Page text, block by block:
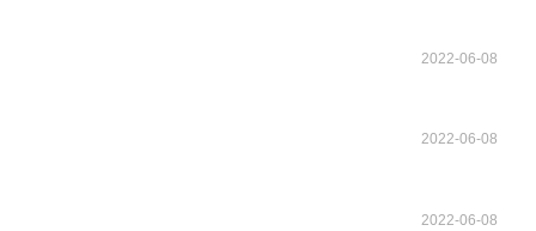
2022-06-08
2022-06-08
2022-06-08